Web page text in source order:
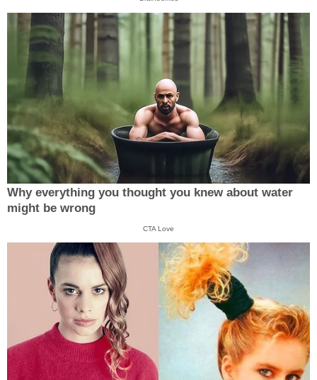
Why everything you thought you knew about water
might be wrong
CTA Love